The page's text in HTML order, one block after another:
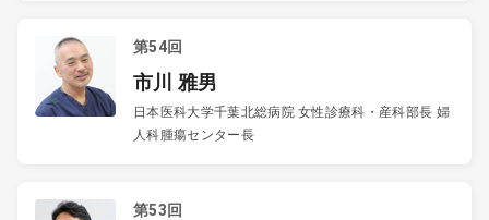
第54回
市川 雅男
日本医科大学千葉北総病院 女性診療科・産科部長 婦
人科腫瘍センター長
第53回